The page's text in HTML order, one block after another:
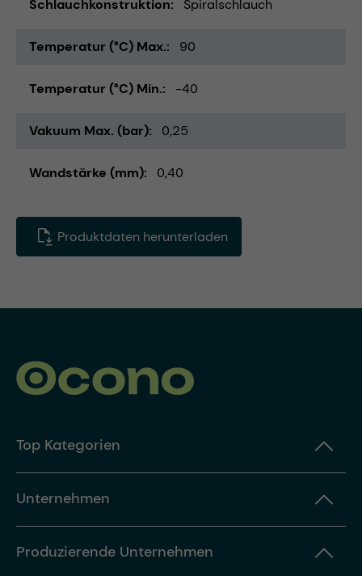
Schlauchkonstruktion Spiralschlauch
Temperatur (°C) Max. 90
Temperatur (°C) Min. -40
Vakuum Max. (bar) 0,25
Wandstärke (mm) 0,40
Produktdaten herunterladen
Top Kategorien
Unternehmen
Produzierende Unternehmen